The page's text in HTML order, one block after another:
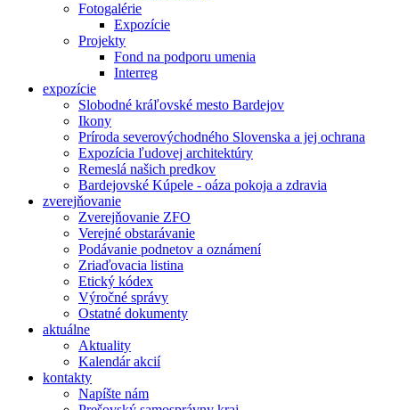
Fotogalérie
Expozície
Projekty
Fond na podporu umenia
Interreg
expozície
Slobodné kráľovské mesto Bardejov
Ikony
Príroda severovýchodného Slovenska a jej ochrana
Expozícia ľudovej architektúry
Remeslá našich predkov
Bardejovské Kúpele - oáza pokoja a zdravia
zverejňovanie
Zverejňovanie ZFO
Verejné obstarávanie
Podávanie podnetov a oznámení
Zriaďovacia listina
Etický kódex
Výročné správy
Ostatné dokumenty
aktuálne
Aktuality
Kalendár akcií
kontakty
Napíšte nám